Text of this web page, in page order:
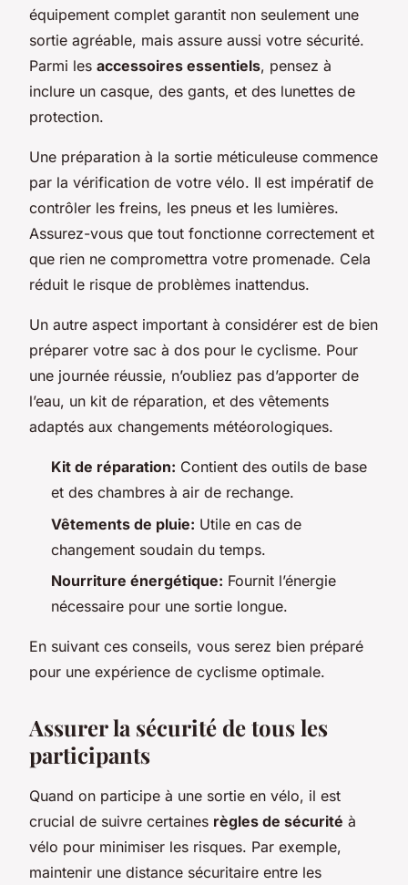
équipement complet garantit non seulement une
sortie agréable, mais assure aussi votre sécurité.
Parmi les accessoires essentiels, pensez à
inclure un casque, des gants, et des lunettes de
protection.
Une préparation à la sortie méticuleuse commence
par la vérification de votre vélo. Il est impératif de
contrôler les freins, les pneus et les lumières.
Assurez-vous que tout fonctionne correctement et
que rien ne compromettra votre promenade. Cela
réduit le risque de problèmes inattendus.
Un autre aspect important à considérer est de bien
préparer votre sac à dos pour le cyclisme. Pour
une journée réussie, n’oubliez pas d’apporter de
l’eau, un kit de réparation, et des vêtements
adaptés aux changements météorologiques.
Kit de réparation: Contient des outils de base
et des chambres à air de rechange.
Vêtements de pluie: Utile en cas de
changement soudain du temps.
Nourriture énergétique: Fournit l’énergie
nécessaire pour une sortie longue.
En suivant ces conseils, vous serez bien préparé
pour une expérience de cyclisme optimale.
Assurer la sécurité de tous les
participants
Quand on participe à une sortie en vélo, il est
crucial de suivre certaines règles de sécurité à
vélo pour minimiser les risques. Par exemple,
maintenir une distance sécuritaire entre les